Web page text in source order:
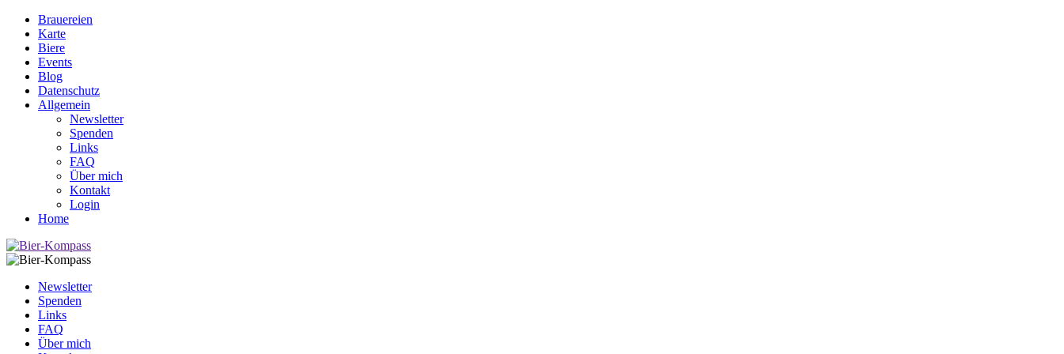
Brauereien
Karte
Biere
Events
Blog
Datenschutz
Allgemein
Newsletter
Spenden
Links
FAQ
Über mich
Kontakt
Login
Home
Newsletter
Spenden
Links
FAQ
Über mich